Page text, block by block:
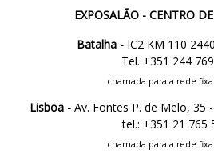
EXPOSALÃO - CENTRO
Batalha -IC2 KM 110
Tel. +351 244
chamada para a rede
Lisboa - Av. Fontes P. de Melo, 35
tel.: +351 21 765
chamada para a rede